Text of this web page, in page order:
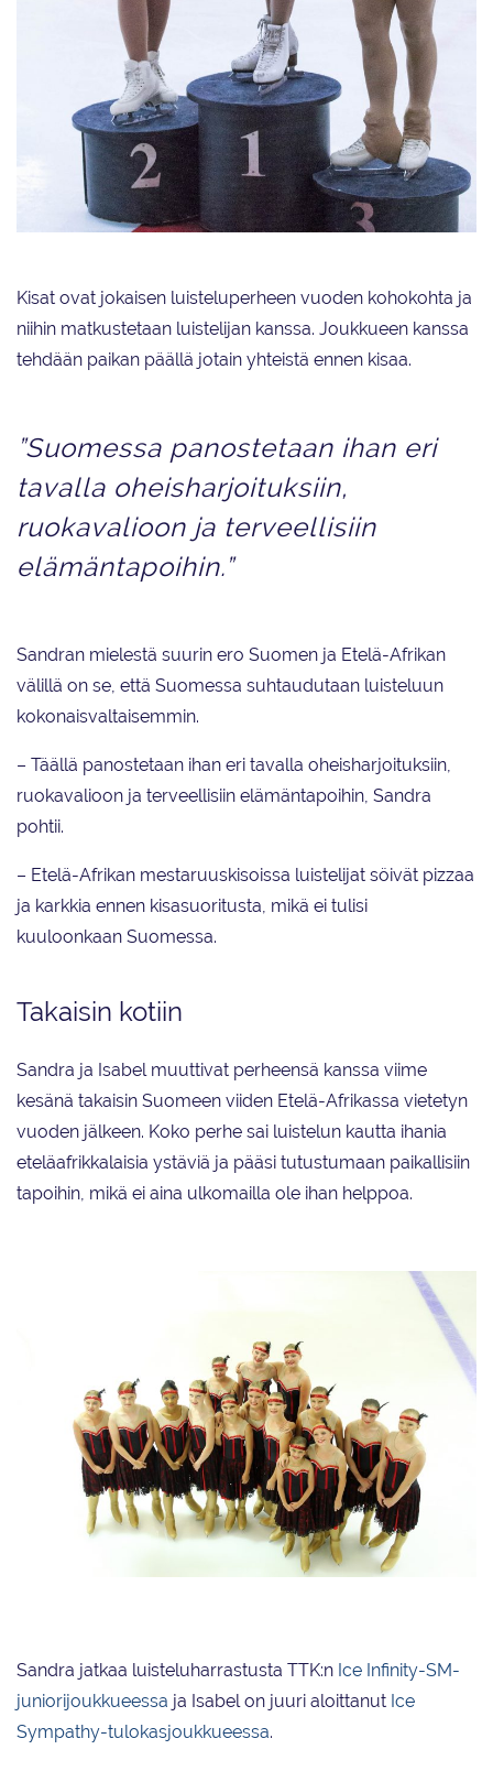
Kisat ovat jokaisen luisteluperheen vuoden kohokohta ja
niihin matkustetaan luistelijan kanssa. Joukkueen kanssa
tehdään paikan päällä jotain yhteistä ennen kisaa.
”Suomessa panostetaan ihan eri
tavalla oheisharjoituksiin,
ruokavalioon ja terveellisiin
elämäntapoihin.”
Sandran mielestä suurin ero Suomen ja Etelä-Afrikan
välillä on se, että Suomessa suhtaudutaan luisteluun
kokonaisvaltaisemmin.
– Täällä panostetaan ihan eri tavalla oheisharjoituksiin,
ruokavalioon ja terveellisiin elämäntapoihin, Sandra
pohtii.
– Etelä-Afrikan mestaruuskisoissa luistelijat söivät pizzaa
ja karkkia ennen kisasuoritusta, mikä ei tulisi
kuuloonkaan Suomessa.
Takaisin kotiin
Sandra ja Isabel muuttivat perheensä kanssa viime
kesänä takaisin Suomeen viiden Etelä-Afrikassa vietetyn
vuoden jälkeen. Koko perhe sai luistelun kautta ihania
eteläafrikkalaisia ystäviä ja pääsi tutustumaan paikallisiin
tapoihin, mikä ei aina ulkomailla ole ihan helppoa.
Sandra jatkaa luisteluharrastusta TTK:n Ice Infinity-SM-
juniorijoukkueessa ja Isabel on juuri aloittanut Ice
Sympathy-tulokasjoukkueessa.